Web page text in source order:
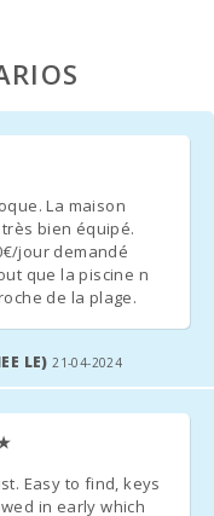
reservar.
se proporcionan de
una cama extra y
de 38 euros por día.
alquiler).
La maison
bien équipé.
jour demandé
que la piscine n
de la plage.
LE)21-04-2024
Easy to find, keys
in early which